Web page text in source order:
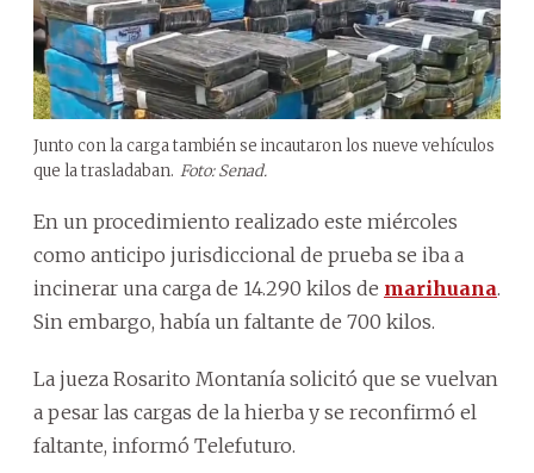
Junto con la carga también se incautaron los nueve vehículos
que la trasladaban. Foto: Senad.
En un procedimiento realizado este miércoles
como anticipo jurisdiccional de prueba se iba a
incinerar una carga de 14.290 kilos de marihuana.
Sin embargo, había un faltante de 700 kilos.
La jueza Rosarito Montanía solicitó que se vuelvan
a pesar las cargas de la hierba y se reconfirmó el
faltante, informó Telefuturo.